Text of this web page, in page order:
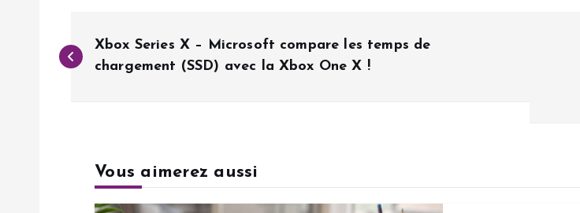
a
Xbox Series X – Microsoft compare les temps de
chargement (SSD) avec la Xbox One X !
Vous aimerez aussi